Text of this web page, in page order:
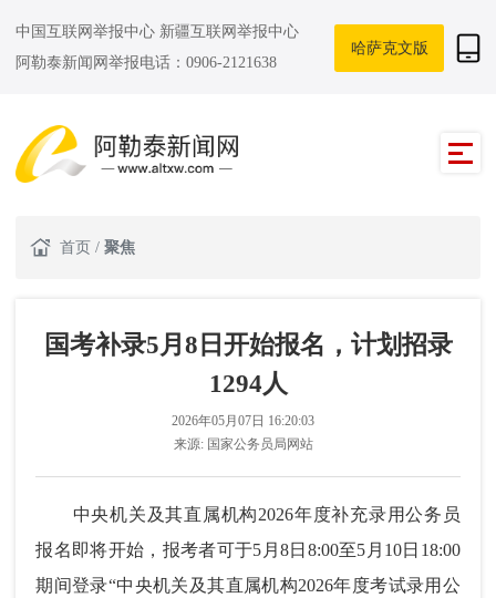
中国互联网举报中心 新疆互联网举报中心
阿勒泰新闻网举报电话：0906-2121638
哈萨克文版
首页 / 聚焦
国考补录5月8日开始报名，计划招录
1294人
2026年05月07日 16:20:03
来源: 国家公务员局网站
中央机关及其直属机构2026年度补充录用公务员
报名即将开始，报考者可于5月8日8:00至5月10日18:00
期间登录“中央机关及其直属机构2026年度考试录用公